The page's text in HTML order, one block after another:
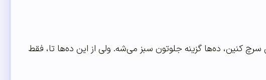
کنین، ده‌ها گزینه جلوتون سبز می‌شه. ولی از این ده‌ها تا، فقط